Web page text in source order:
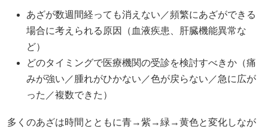
あざが数週間経っても消えない／頻繁にあざができる
場合に考えられる原因（血液疾患、肝臓機能異常な
ど）
どのタイミングで医療機関の受診を検討すべきか（痛
みが強い／腫れがひかない／色が戻らない／急に広が
った／複数できた）
多くのあざは時間とともに青→紫→緑→黄色と変化しなが